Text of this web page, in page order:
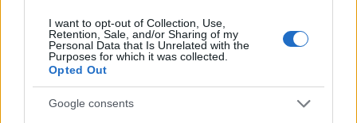
I want to opt-out of Collection, Use,
Retention, Sale, and/or Sharing of my
Personal Data that Is Unrelated with the
Purposes for which it was collected.
Opted Out
Google consents
Gaming
AI
Redakcja
Kontakt